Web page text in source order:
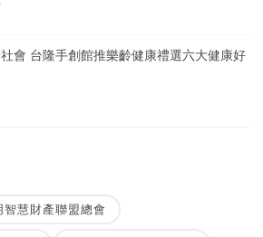
會 台隆手創館推樂齡健康禮選六大健康好
智慧財產聯盟總會